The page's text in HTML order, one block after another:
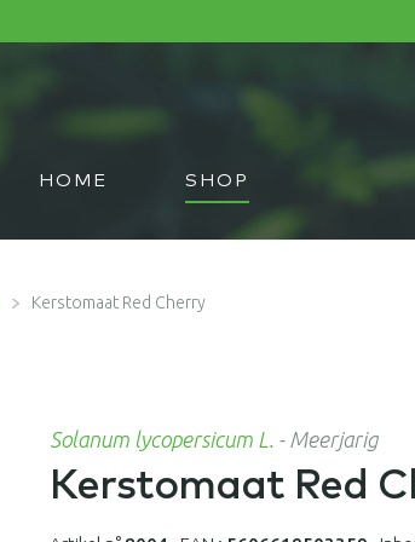
HOME SHOP
Kerstomaat Red Cherry
Solanum lycopersicum L. - Meerjarig
Kerstomaat Red